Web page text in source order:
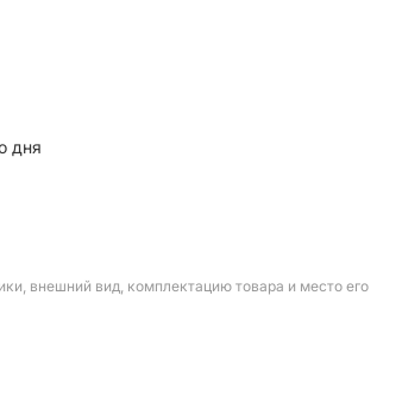
дня
внешний вид, комплектацию товара и место его